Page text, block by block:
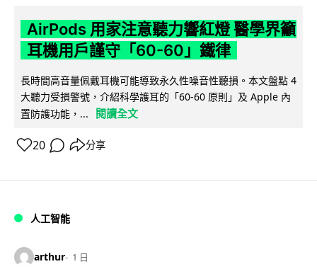
AirPods 用家注意聽力響紅燈 醫學界籲
耳機用戶謹守「60-60」鐵律
長時間高音量佩戴耳機可能導致永久性噪音性聽損。本文盤點 4
大聽力受損警號，介紹科學護耳的「60-60 原則」及 Apple 內
置防護功能，...
閱讀全文
20 分享
人工智能
arthur 1 日